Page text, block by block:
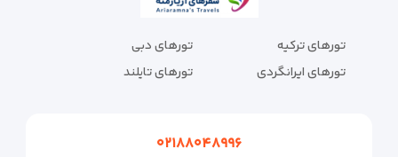
تورهای ترکیه
تورهای ایرانگردی
تورهای دبی
تورهای تایلند
۰۲۱۸۸۰۴۸۹۹۶